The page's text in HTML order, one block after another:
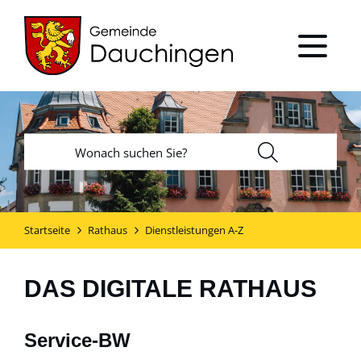
Startseite Rathaus Dienstleistungen A-Z
DAS DIGITALE RATHAUS
Service-BW